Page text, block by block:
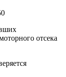
отсека